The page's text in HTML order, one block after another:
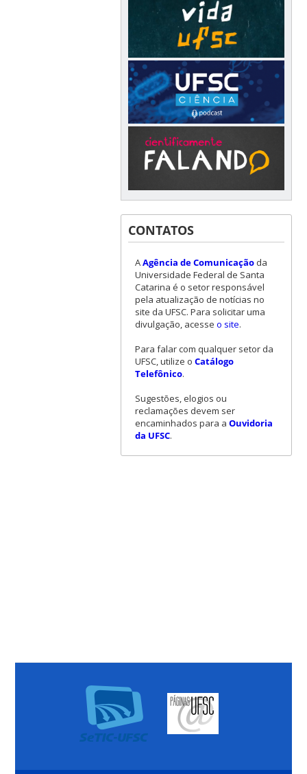
CONTATOS
AAgência de Comunicaçãoda
Universidade Federal de Santa
Catarina é o setor responsável
pela atualização de notícias no
site da UFSC. Para solicitar uma
divulgação, acesse o site.
Para falar com qualquer setor da
UFSC, utilize o Catálogo
Telefônico.
Sugestões, elogios ou
reclamações devem ser
encaminhados para a Ouvidoria
da UFSC.